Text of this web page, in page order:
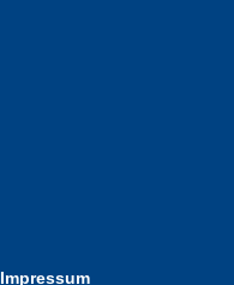
Impressum